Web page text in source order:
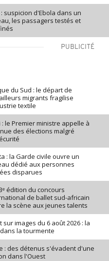
: suspicion d'Ebola dans un
les passagers testés et
PUBLICITÉ
du Sud : le départ de
migrants fragilise
textile
: le Premier ministre appelle à
des élections malgré
: la Garde civile ouvre un
dédié aux personnes
disparues
édition du concours
de ballet sud-africain
la scène aux jeunes talents
sur images du 6 août 2026 : la
dans la tourmente
: des détenus s'évadent d'une
dans l'Ouest